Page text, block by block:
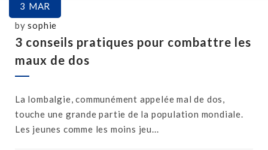
3 MAR
bysophie
3 conseils pratiques pour combattre les
maux de dos
La lombalgie, communément appelée mal de dos,
touche une grande partie de la population mondiale.
Les jeunes comme les moins jeu...